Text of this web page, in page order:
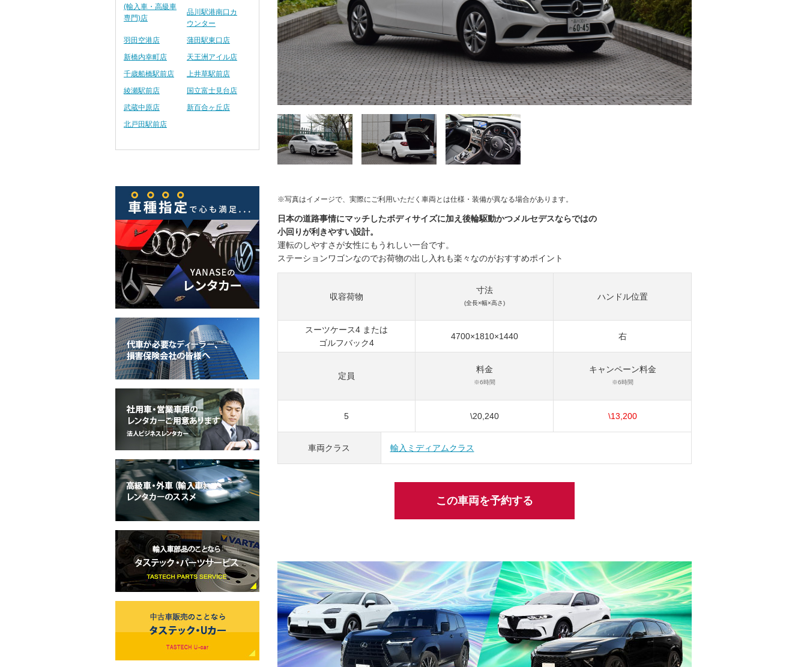
※写真はイメージで、実際にご利用いただく車両とは仕様・装備が異なる場合があります。
日本の道路事情にマッチしたボディサイズに加え後輪駆動かつメルセデスならではの
小回りが利きやすい設計。
運転のしやすさが女性にもうれしい一台です。
ステーションワゴンなのでお荷物の出し入れも楽々なのがおすすめポイント
収容荷物
スーツケース4 または
ゴルフバック4
寸法
(全長×幅×高さ)
4700×1810×1440
ハンドル位置
右
定員
5
料金
※6時間
\20,240
キャンペーン料金
※6時間
\13,200
車両クラス 輸入ミディアムクラス
この車両を予約する
(輸入車・高級車
専門)店
品川駅港南口カ
ウンター
羽田空港店
蒲田駅東口店
新橋内幸町店
天王洲アイル店
千歳船橋駅前店
上井草駅前店
綾瀬駅前店
国立富士見台店
武蔵中原店
新百合ヶ丘店
北戸田駅前店